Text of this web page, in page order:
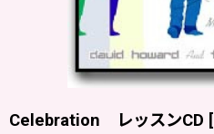
Celebration レッスンCD [